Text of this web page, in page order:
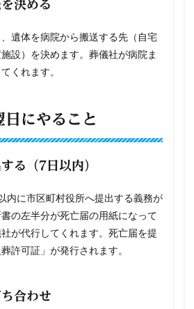
決める
遺体を病院から搬送する先（自宅
設）を決めます。葬儀社が病院ま
くれます。
にやること
る（7日以内）
内に市区町村役所へ提出する義務が
の左半分が死亡届の用紙になって
が代行してくれます。死亡届を提
許可証」が発行されます。
合わせ